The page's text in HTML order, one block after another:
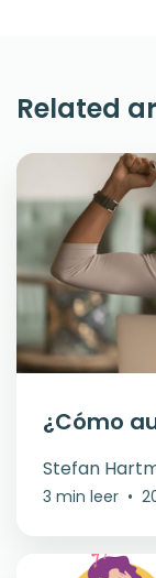
Related
¿Cómo
Stefan
3 min leer •